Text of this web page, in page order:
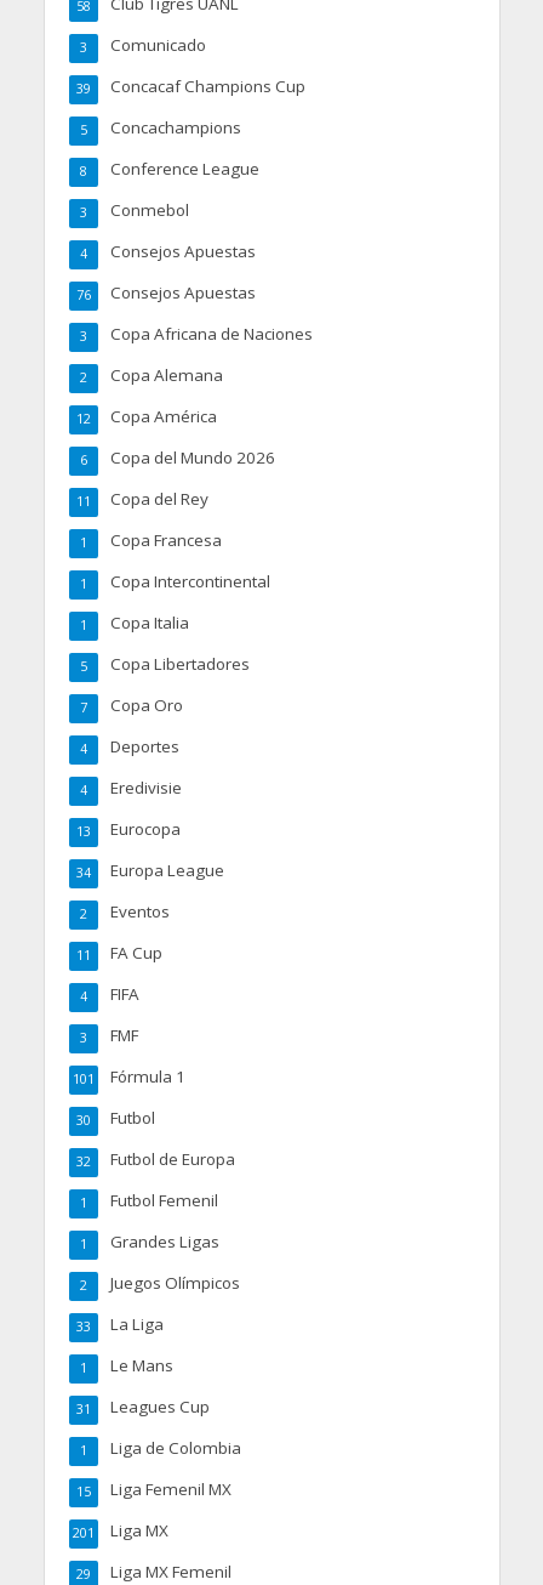
58
Comunicado
3
Concacaf Champions Cup
39
Concachampions
5
Conference League
8
Conmebol
3
Consejos Apuestas
4
Consejos Apuestas
76
Copa Africana de Naciones
3
Copa Alemana
2
Copa América
12
Copa del Mundo 2026
6
Copa del Rey
11
Copa Francesa
1
Copa Intercontinental
1
Copa Italia
1
Copa Libertadores
5
Copa Oro
7
Deportes
4
Eredivisie
4
Eurocopa
13
Europa League
34
Eventos
2
FA Cup
11
FIFA
4
FMF
3
Fórmula 1
101
Futbol
30
Futbol de Europa
32
Futbol Femenil
1
Grandes Ligas
1
Juegos Olímpicos
2
La Liga
33
Le Mans
1
Leagues Cup
31
Liga de Colombia
1
Liga Femenil MX
15
Liga MX
201
Liga MX Femenil
29